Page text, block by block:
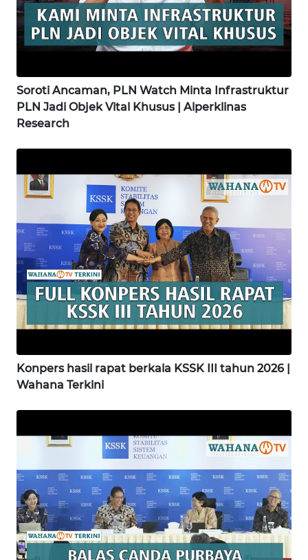
Soroti Ancaman, PLN Watch Minta Infrastruktur
PLN Jadi Objek Vital Khusus | Alperklinas
Research
Konpers hasil rapat berkala KSSK III tahun 2026 |
Wahana Terkini
WN
BINJAI
CIREBON
WN
WN
KUNINGAN
WN
MAJALENGKA
WN
SUBANG
WN
WN
PRIANGAN
WN
SEMARANG
WN